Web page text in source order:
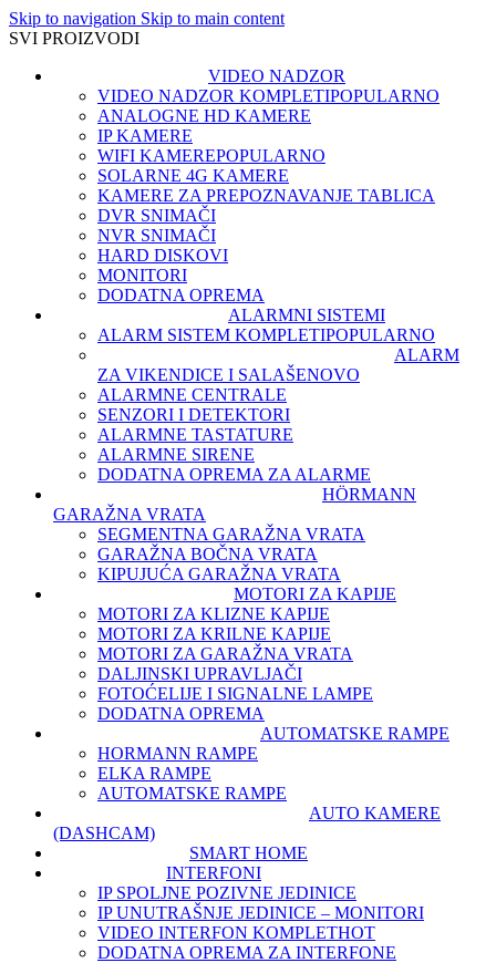
Skip to navigation Skip to main content
SVI PROIZVODI
VIDEO NADZOR
VIDEO NADZOR KOMPLETIPOPULARNO
ANALOGNE HD KAMERE
IP KAMERE
WIFI KAMEREPOPULARNO
SOLARNE 4G KAMERE
KAMERE ZA PREPOZNAVANJE TABLICA
DVR SNIMAČI
NVR SNIMAČI
HARD DISKOVI
MONITORI
DODATNA OPREMA
ALARMNI SISTEMI
ALARM SISTEM KOMPLETIPOPULARNO
ALARM
ZA VIKENDICE I SALAŠENOVO
ALARMNE CENTRALE
SENZORI I DETEKTORI
ALARMNE TASTATURE
ALARMNE SIRENE
DODATNA OPREMA ZA ALARME
HÖRMANN
GARAŽNA VRATA
SEGMENTNA GARAŽNA VRATA
GARAŽNA BOČNA VRATA
KIPUJUĆA GARAŽNA VRATA
MOTORI ZA KAPIJE
MOTORI ZA KLIZNE KAPIJE
MOTORI ZA KRILNE KAPIJE
MOTORI ZA GARAŽNA VRATA
DALJINSKI UPRAVLJAČI
FOTOĆELIJE I SIGNALNE LAMPE
DODATNA OPREMA
AUTOMATSKE RAMPE
HORMANN RAMPE
ELKA RAMPE
AUTOMATSKE RAMPE
AUTO KAMERE
(DASHCAM)
SMART HOME
INTERFONI
IP SPOLJNE POZIVNE JEDINICE
IP UNUTRAŠNJE JEDINICE – MONITORI
VIDEO INTERFON KOMPLETHOT
DODATNA OPREMA ZA INTERFONE